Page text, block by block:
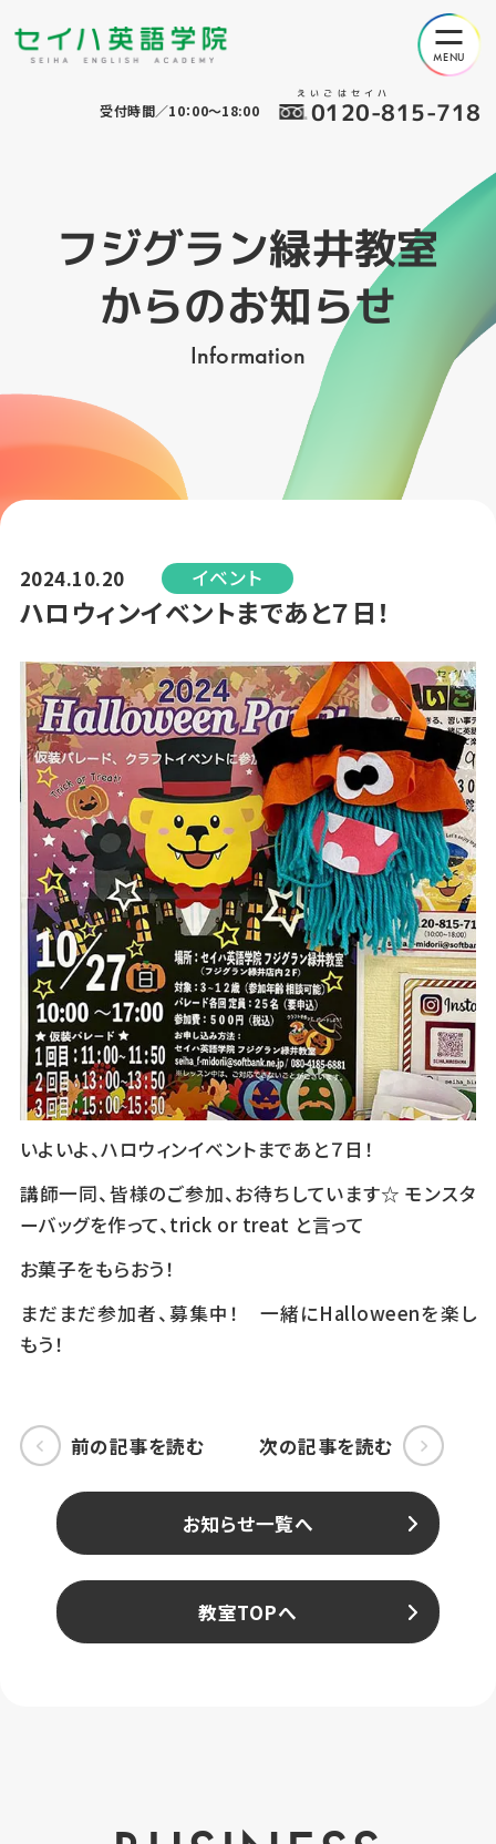
えいごはセイハ
0120-815-718
受付時間／10：00～18:00
フジグラン緑井教室
からのお知らせ
Information
2024.10.20 イベント
ハロウィンイベントまであと７日！
いよいよ、ハロウィンイベントまであと７日！
講師一同、皆様のご参加、お待ちしています☆ モンスタ
ーバッグを作って、trick or treat と言って
お菓子をもらおう！
まだまだ参加者、募集中！ 一緒にHalloweenを楽し
もう！
前の記事を読む 次の記事を読む
お知らせ一覧へ
教室TOPへ